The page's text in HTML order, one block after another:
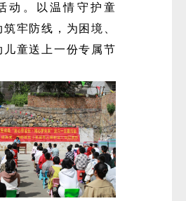
动。以温情守护童
牢防线，为困境、
儿童送上一份专属节